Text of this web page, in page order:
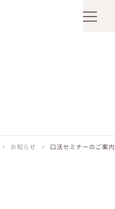
メニュ
chevron_right お知らせ chevron_right 口活セミナーのご案内